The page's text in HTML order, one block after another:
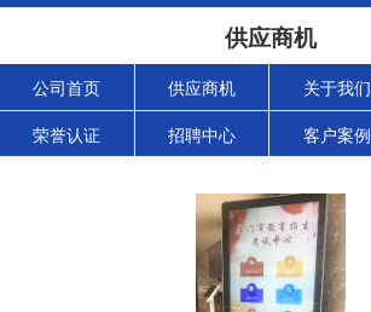
供应商机
公司首页 供应商机 关于我们
荣誉认证 招聘中心 客户案例